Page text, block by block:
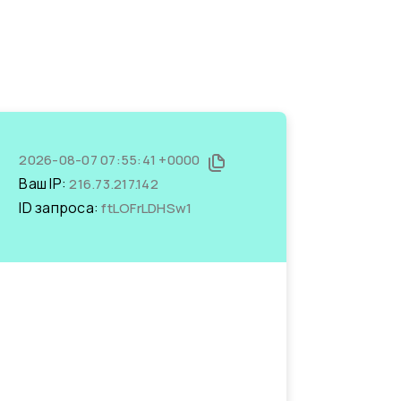
2026-08-07 07:55:41 +0000
Ваш IP:216.73.217.142
ID запроса:ftLOFrLDHSw1